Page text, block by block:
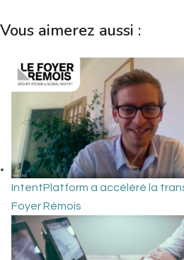
Vous aimerez aussi :
IntentPlatform a accéléré la
Foyer Rémois